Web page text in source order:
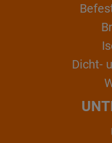
Dicht-